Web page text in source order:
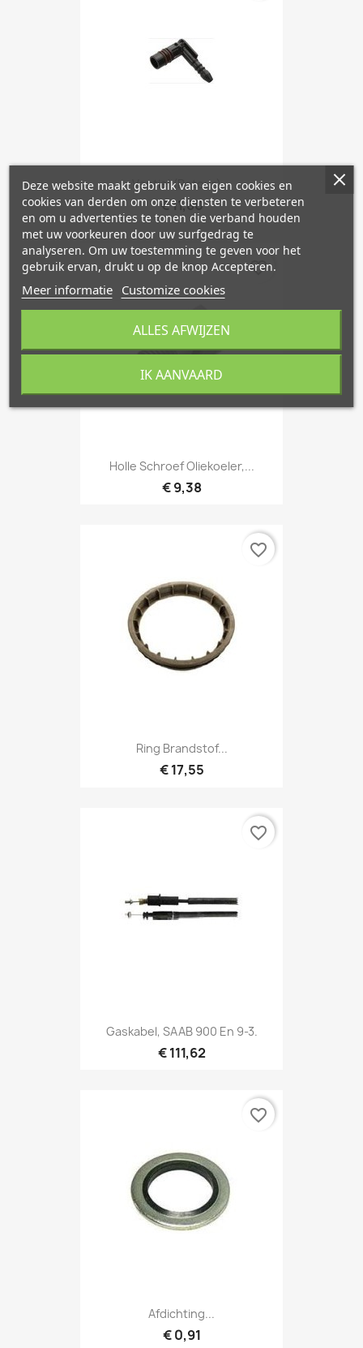
Ventiel (retour)...
€ 11,80
Holle Schroef Oliekoeler,...
€ 9,38
favorite_border
Ring Brandstof...
€ 17,55
favorite_border
Gaskabel, SAAB 900 En 9-3.
€ 111,62
favorite_border
Afdichting...
€ 0,91
favorite_border
Deze website maakt gebruik van eigen cookies en
cookies van derden om onze diensten te verbeteren
en om u advertenties te tonen die verband houden
met uw voorkeuren door uw surfgedrag te
analyseren. Om uw toestemming te geven voor het
gebruik ervan, drukt u op de knop Accepteren.
Meer informatie Customize cookies
ALLES AFWIJZEN
IK AANVAARD